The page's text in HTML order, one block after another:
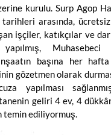
kurulu. Surp Agop
arasında,
işçiler, katıkçılar ve
yapılmış,
başına her
gözetmen olarak
yapılması
geliri 4 ev, 4
temin ediliyormuş.